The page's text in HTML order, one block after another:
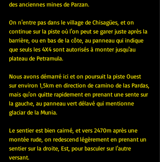
des anciennes mines de Parzan.
On n'entre pas dans le village de Chisagües, et on
continue sur la piste où l'on peut se garer juste après la
barrière, ou en bas de la côte, au panneau qui indique
que seuls les 4X4 sont autorisés à monter jusqu'au
plateau de Petramula.
Nous avons démarré ici et on poursuit la piste Ouest
sur environ 1,5km en direction de camino de las Pardas,
mais qu'on quitte rapidement en prenant une sente sur
la gauche, au panneau vert délavé qui mentionne
glaciar de la Munia.
Le sentier est bien cairné, et vers 2470m après une
montée rude, on redescend légèrement en prenant un
sentier sur la droite, Est, pour basculer sur l'autre
versant.